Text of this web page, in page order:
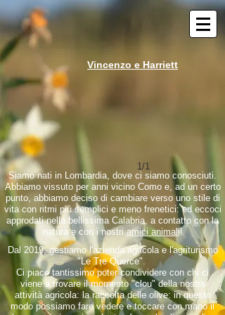
Siamo nati in Lombardia, dove ci siamo conosciuti.
Abbiamo vissuto per anni vicino Como e, ad un certo
punto, abbiamo deciso di cambiare verso uno stile di
vita con ritmi più semplici e meno frenetici: ed eccoci
approdati nella bellissima Calabria, a contatto con la
natura e con i nostriamici animali!
Dal 2019, gestiamo l'azienda agricola e l'agriturismo
"Le Tre Querce".
Ci piace tantissimo poter condividere con chi ci
viene a trovare il momento "clou" della nostra
attività agricola: la raccolta delle olive: in questo
modo possiamo fare vedere e toccare con mano il
1/1
Vincenzo e Harriett